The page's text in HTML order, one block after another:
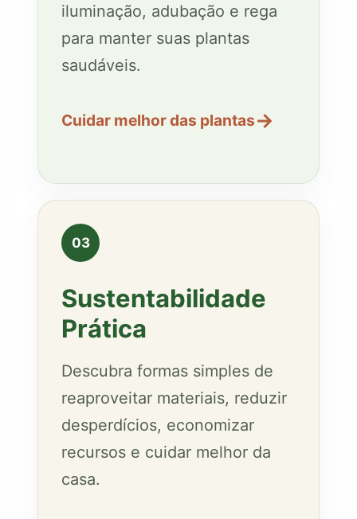
iluminação, adubação e rega
para manter suas plantas
saudáveis.
Cuidar melhor das plantas→
03
Sustentabilidade
Prática
Descubra formas simples de
reaproveitar materiais, reduzir
desperdícios, economizar
recursos e cuidar melhor da
casa.